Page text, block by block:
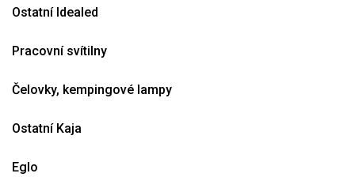
Ostatní Idealed
Pracovní svítilny
Čelovky, kempingové lampy
Ostatní Kaja
Eglo